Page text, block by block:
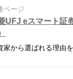
ページ
UFJ eスマート証
家から選ばれる理由